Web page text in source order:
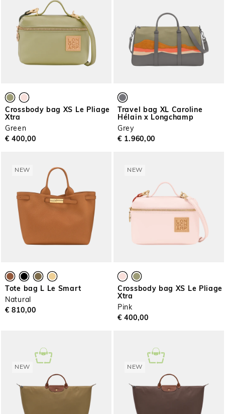
Crossbody bag XS Le Pliage
Xtra
Green
€ 400,00
Travel bag XL Caroline
Hélain x Longchamp
Grey
€ 1.960,00
NEW
Tote bag L Le Smart
Natural
€ 810,00
NEW
Crossbody bag XS Le Pliage
Xtra
Pink
€ 400,00
NEW NEW